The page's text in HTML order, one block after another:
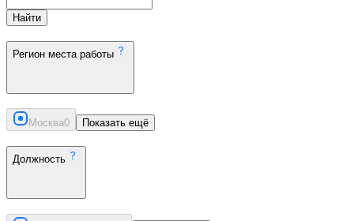
Найти
Регион места работы
Москва0 Показать ещё
Должность